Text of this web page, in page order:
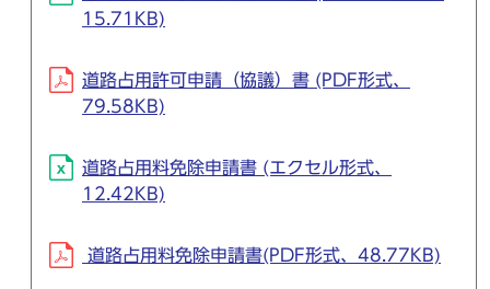
15.71KB)
道路占用許可申請（協議）書 (PDF形式、
79.58KB)
道路占用料免除申請書 (エクセル形式、
12.42KB)
道路占用料免除申請書(PDF形式、48.77KB)